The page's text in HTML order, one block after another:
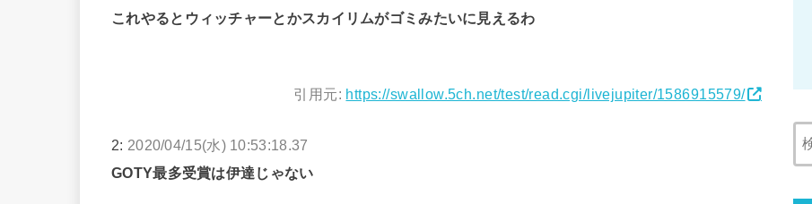
これやるとウィッチャーとかスカイリムがゴミみたいに見えるわ
引用元: https://swallow.5ch.net/test/read.cgi/livejupiter/1586915579/
2: 2020/04/15(水) 10:53:18.37
GOTY最多受賞は伊達じゃない